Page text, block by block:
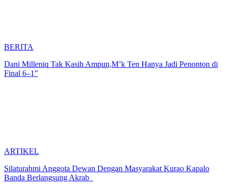
BERITA
Dani Milleniq Tak Kasih Ampun,M’k Ten Hanya Jadi Penonton di
Final 6–1”
ARTIKEL
Silaturahmi Anggota Dewan Dengan Masyarakat Kurao Kapalo
Banda Berlangsung Akrab